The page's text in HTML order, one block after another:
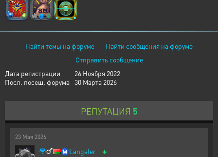
Найти темы на форуме
Найти сообщения на форуме
Отправить сообщение
Дата регистрации
26 Ноября 2022
Посл. посещ. форума 30 Марта 2026
РЕПУТАЦИЯ 5
23 Мая 2026
Ⓜ️Langaler +